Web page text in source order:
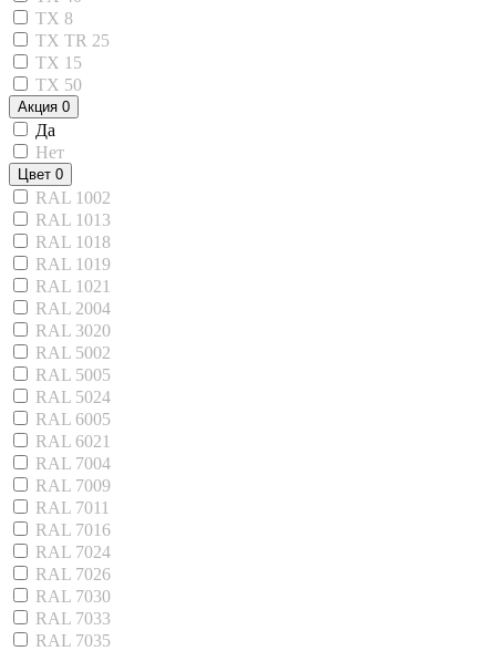
TX 8
TX TR 25
TX 15
TX 50
Акция 0
Да
Нет
Цвет 0
RAL 1002
RAL 1013
RAL 1018
RAL 1019
RAL 1021
RAL 2004
RAL 3020
RAL 5002
RAL 5005
RAL 5024
RAL 6005
RAL 6021
RAL 7004
RAL 7009
RAL 7011
RAL 7016
RAL 7024
RAL 7026
RAL 7030
RAL 7033
RAL 7035